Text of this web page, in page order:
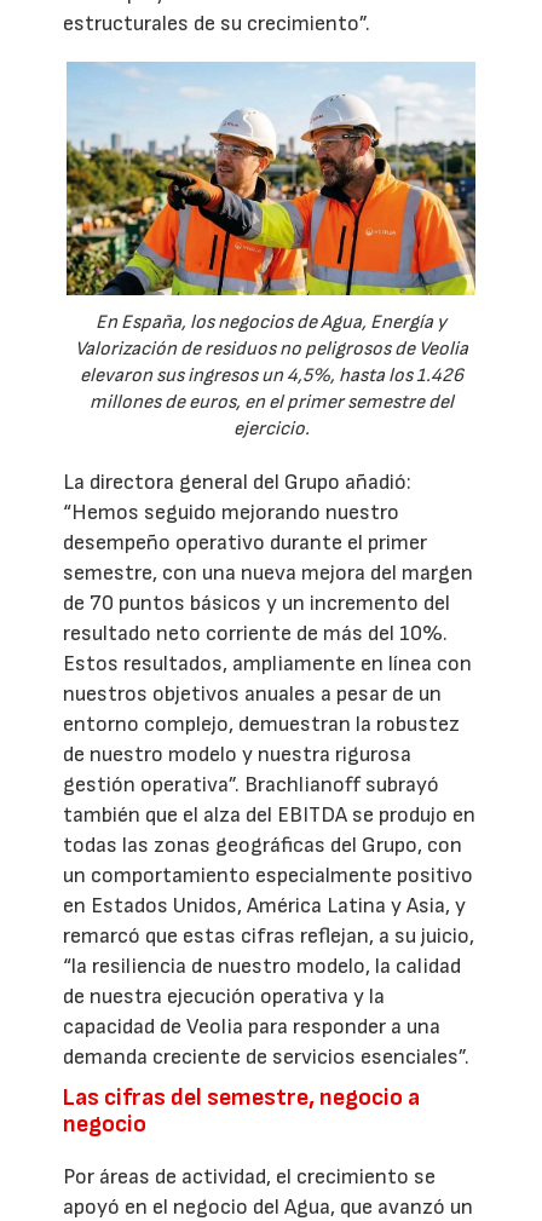
estructurales de su crecimiento”.
En España, los negocios de Agua, Energía y
Valorización de residuos no peligrosos de Veolia
elevaron sus ingresos un 4,5%, hasta los 1.426
millones de euros, en el primer semestre del
ejercicio.
La directora general del Grupo añadió:
“Hemos seguido mejorando nuestro
desempeño operativo durante el primer
semestre, con una nueva mejora del margen
de 70 puntos básicos y un incremento del
resultado neto corriente de más del 10%.
Estos resultados, ampliamente en línea con
nuestros objetivos anuales a pesar de un
entorno complejo, demuestran la robustez
de nuestro modelo y nuestra rigurosa
gestión operativa”. Brachlianoff subrayó
también que el alza del EBITDA se produjo en
todas las zonas geográficas del Grupo, con
un comportamiento especialmente positivo
en Estados Unidos, América Latina y Asia, y
remarcó que estas cifras reflejan, a su juicio,
“la resiliencia de nuestro modelo, la calidad
de nuestra ejecución operativa y la
capacidad de Veolia para responder a una
demanda creciente de servicios esenciales”.
Las cifras del semestre, negocio a
negocio
Por áreas de actividad, el crecimiento se
apoyó en el negocio del Agua, que avanzó un